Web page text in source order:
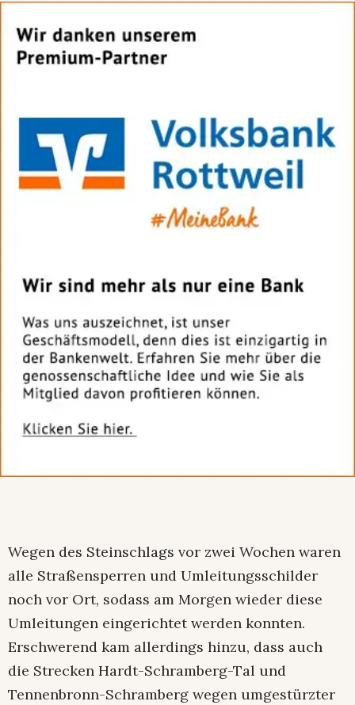
Wegen des Steinschlags vor zwei Wochen waren
alle Straßensperren und Umleitungsschilder
noch vor Ort, sodass am Morgen wieder diese
Umleitungen eingerichtet werden konnten.
Erschwerend kam allerdings hinzu, dass auch
die Strecken Hardt-Schramberg-Tal und
Tennenbronn-Schramberg wegen umgestürzter